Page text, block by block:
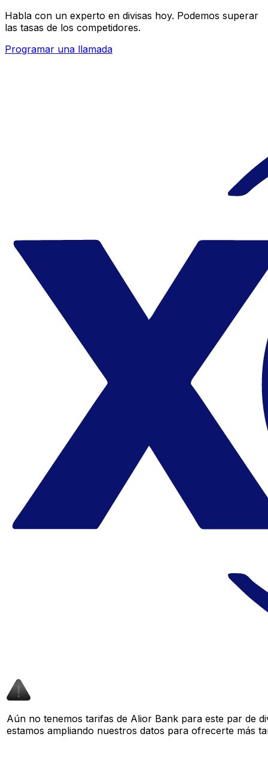
Habla con un experto en divisas hoy. Podemos superar
las tasas de los competidores.
Programar una llamada
Aún no tenemos tarifas de Alior Bank para este par de
estamos ampliando nuestros datos para ofrecerte más